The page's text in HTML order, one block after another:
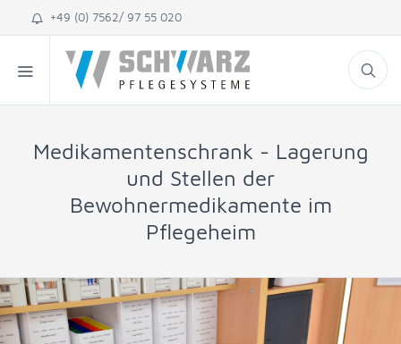
+49 (0) 7562/ 97 55 020
Medikamentenschrank - Lagerung
und Stellen der
Bewohnermedikamente im
Pflegeheim